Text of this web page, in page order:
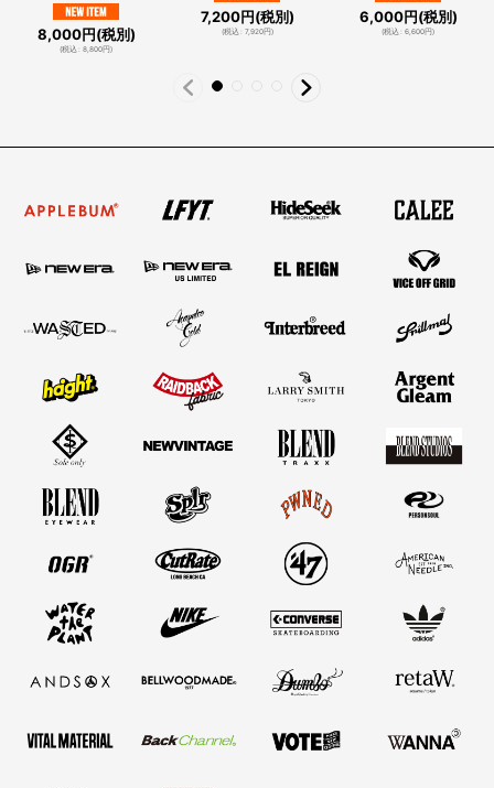
8,000円(税別)
(税込: 8,800円)
7,200円(税別)
(税込: 7,920円)
6,000円(税別)
(税込: 6,600円)